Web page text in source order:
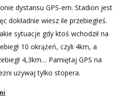
dystansu GPS-em. Stadion jest
dokładnie wiesz ile przebiegłeś.
sytuacje gdy ktoś wchodził na
10 okrążeń, czyli 4km, a
4,3km… Pamiętaj GPS na
używaj tylko stopera.